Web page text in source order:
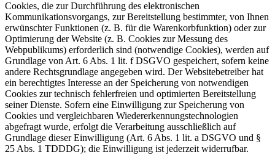
Cookies, die zur Durchführung des elektronischen
Kommunikationsvorgangs, zur Bereitstellung bestimmter, von Ihnen
erwünschter Funktionen (z. B. für die Warenkorbfunktion) oder zur
Optimierung der Website (z. B. Cookies zur Messung des
Webpublikums) erforderlich sind (notwendige Cookies), werden auf
Grundlage von Art. 6 Abs. 1 lit. f DSGVO gespeichert, sofern keine
andere Rechtsgrundlage angegeben wird. Der Websitebetreiber hat
ein berechtigtes Interesse an der Speicherung von notwendigen
Cookies zur technisch fehlerfreien und optimierten Bereitstellung
seiner Dienste. Sofern eine Einwilligung zur Speicherung von
Cookies und vergleichbaren Wiedererkennungstechnologien
abgefragt wurde, erfolgt die Verarbeitung ausschließlich auf
Grundlage dieser Einwilligung (Art. 6 Abs. 1 lit. a DSGVO und §
25 Abs. 1 TDDDG); die Einwilligung ist jederzeit widerrufbar.